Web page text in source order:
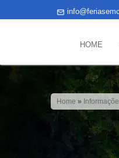
HOME
Home »